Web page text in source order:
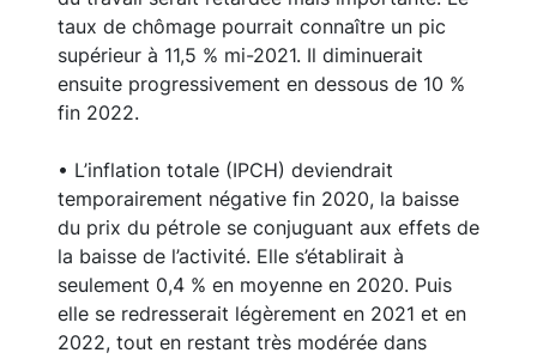
taux de chômage pourrait connaître un pic
supérieur à 11,5 % mi-2021. Il diminuerait
ensuite progressivement en dessous de 10 %
fin 2022.
• L’inflation totale (IPCH) deviendrait
temporairement négative fin 2020, la baisse
du prix du pétrole se conjuguant aux effets de
la baisse de l’activité. Elle s’établirait à
seulement 0,4 % en moyenne en 2020. Puis
elle se redresserait légèrement en 2021 et en
2022, tout en restant très modérée dans